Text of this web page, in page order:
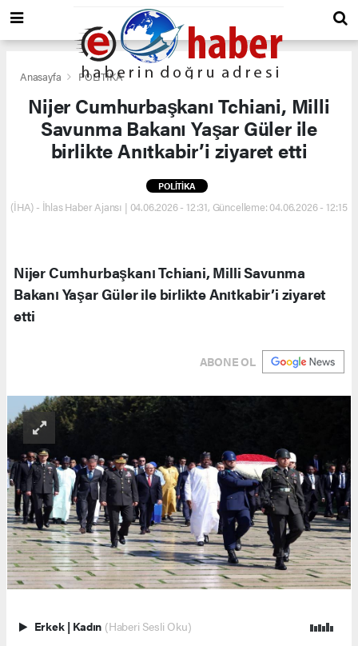
Anasayfa POLİTİKA
Nijer Cumhurbaşkanı Tchiani, Milli
Savunma Bakanı Yaşar Güler ile
birlikte Anıtkabir’i ziyaret etti
POLİTİKA
(İHA) - İhlas Haber Ajansı | 04.06.2026 - 12:31, Güncelleme: 04.06.2026 - 12:15
Nijer Cumhurbaşkanı Tchiani, Milli Savunma
Bakanı Yaşar Güler ile birlikte Anıtkabir’i ziyaret
etti
ABONE OL
Erkek | Kadın (Haberi Sesli Oku)